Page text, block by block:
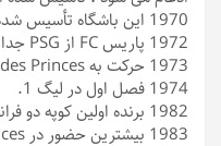
1970 این باشگاه تأسیس
1972 پاریس FC از PSG جدا شد.
1973 حرکت به Parc des Princes.
1974 فصل اول در لیگ 1.
1982 برنده اولین کوپه دو
1983